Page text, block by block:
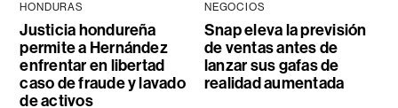
HONDURAS
Justicia hondureña
permite a Hernández
enfrentar en libertad
caso de fraude y lavado
de activos
NEGOCIOS
Snap eleva la previsión
de ventas antes de
lanzar sus gafas de
realidad aumentada